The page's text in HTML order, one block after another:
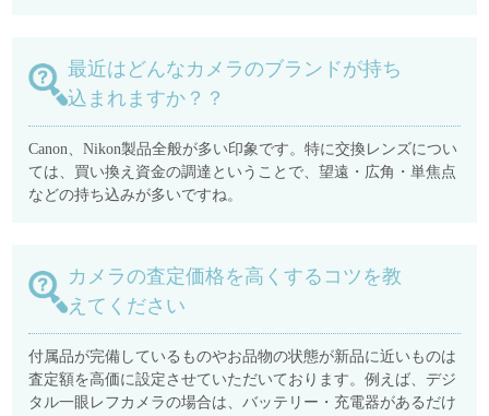
最近はどんなカメラのブランドが持ち
込まれますか？？
Canon、Nikon製品全般が多い印象です。特に交換レンズについ
ては、買い換え資金の調達ということで、望遠・広角・単焦点
などの持ち込みが多いですね。
カメラの査定価格を高くするコツを教
えてください
付属品が完備しているものやお品物の状態が新品に近いものは
査定額を高価に設定させていただいております。例えば、デジ
タル一眼レフカメラの場合は、バッテリー・充電器があるだけ